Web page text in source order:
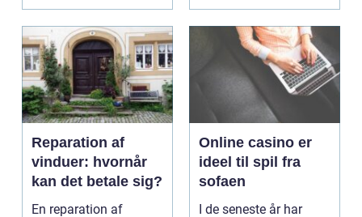
Reparation af
vinduer: hvornår
kan det betale sig?
En reparation af
Online casino er
ideel til spil fra
sofaen
I de seneste år har